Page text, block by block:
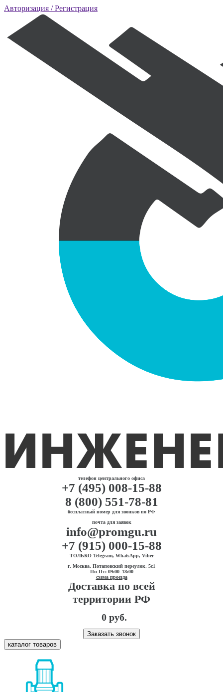
Авторизация / Регистрация
телефон центрального офиса
+7 (495) 008-15-88
8 (800) 551-78-81
бесплатный номер для звонков по РФ
почта для заявок
info@promgu.ru
+7 (915) 000-15-88
ТОЛЬКО Telegram, WhatsApp, Viber
г. Москва, Потаповский переулок, 5с1
Пн-Пт: 09:00–18:00
схема проезда
Доставка по всей
территории РФ
0 руб.
Заказать звонок
каталог товаров